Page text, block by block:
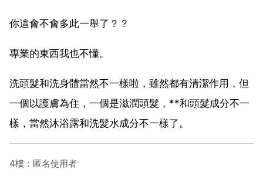
你這會不會多此一舉了？？
專業的東西我也不懂。
洗頭髮和洗身體當然不一樣啦，雖然都有清潔作用，但
一個以護膚為住，一個是滋潤頭髮，**和頭髮成分不一
樣，當然沐浴露和洗髮水成分不一樣了。
4樓：匿名使用者